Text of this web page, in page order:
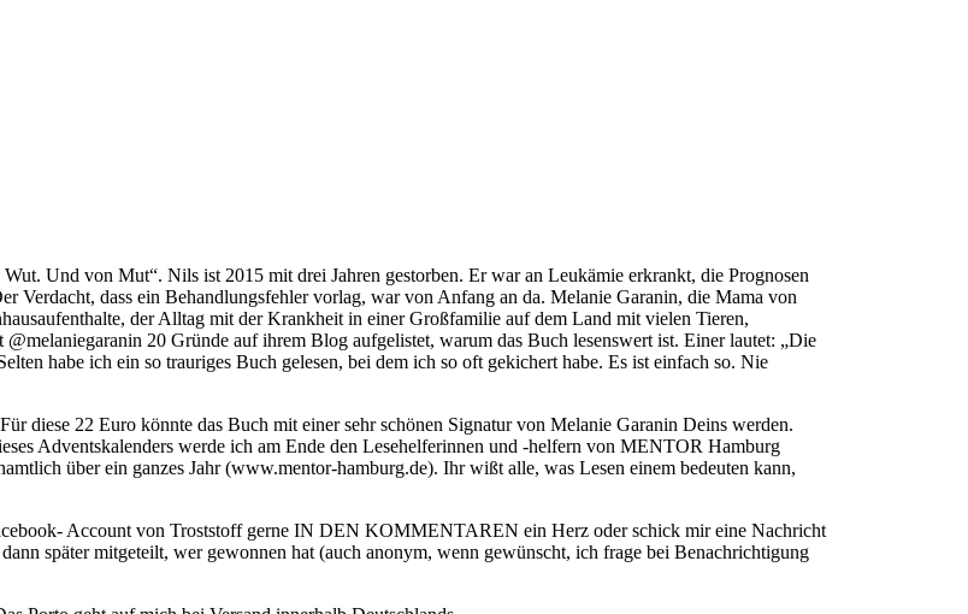
Und von Mut“. Nils ist 2015 mit drei Jahren gestorben. Er war an Leukämie erkrankt, die Prognosen
Verdacht, dass ein Behandlungsfehler vorlag, war von Anfang an da. Melanie Garanin, die Mama von
der Alltag mit der Krankheit in einer Großfamilie auf dem Land mit vielen Tieren,
20 Gründe auf ihrem Blog aufgelistet, warum das Buch lesenswert ist. Einer lautet: „Die
habe ich ein so trauriges Buch gelesen, bei dem ich so oft gekichert habe. Es ist einfach so. Nie
diese 22 Euro könnte das Buch mit einer sehr schönen Signatur von Melanie Garanin Deins werden.
Adventskalenders werde ich am Ende den Lesehelferinnen und -helfern von MENTOR Hamburg
über ein ganzes Jahr (www.mentor-hamburg.de). Ihr wißt alle, was Lesen einem bedeuten kann,
Account von Troststoff gerne IN DEN KOMMENTAREN ein Herz oder schick mir eine Nachricht
später mitgeteilt, wer gewonnen hat (auch anonym, wenn gewünscht, ich frage bei Benachrichtigung